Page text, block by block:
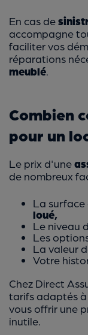
En cas de
accompagne
faciliter vos
réparations
meublé
Combien
pour un
Le prix d'une
de nombreux
La
loué,
Le niveau
Les
La valeur
Votre
Chez Direct
tarifs adaptés à
vous offrir une
inutile.